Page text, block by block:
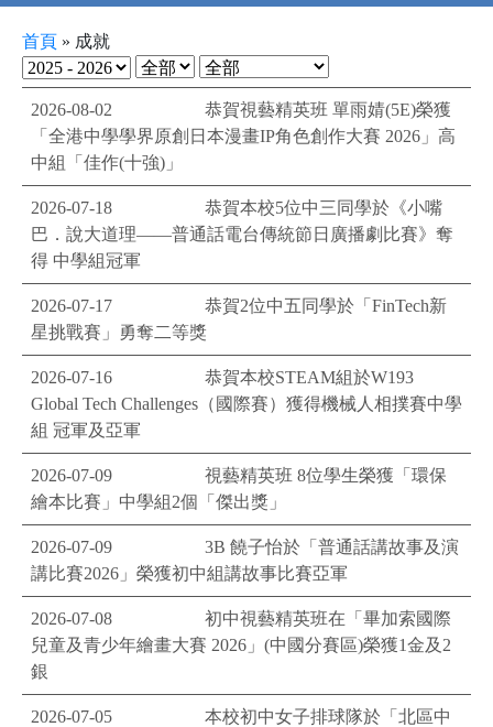
首頁 » 成就
2026-08-02
恭賀視藝精英班 單雨婧(5E)榮獲
「全港中學學界原創日本漫畫IP角色創作大賽 2026」高
中組「佳作(十強)」
2026-07-18
恭賀本校5位中三同學於《小嘴
巴．說大道理——普通話電台傳統節日廣播劇比賽》奪
得 中學組冠軍
2026-07-17
恭賀2位中五同學於「FinTech新
星挑戰賽」勇奪二等獎
2026-07-16
恭賀本校STEAM組於W193
Global Tech Challenges（國際賽）獲得機械人相撲賽中學
組 冠軍及亞軍
2026-07-09
視藝精英班 8位學生榮獲「環保
繪本比賽」中學組2個「傑出獎」
2026-07-09
3B 饒子怡於「普通話講故事及演
講比賽2026」榮獲初中組講故事比賽亞軍
2026-07-08
初中視藝精英班在「畢加索國際
兒童及青少年繪畫大賽 2026」(中國分賽區)榮獲1金及2
銀
2026-07-05
本校初中女子排球隊於「北區中